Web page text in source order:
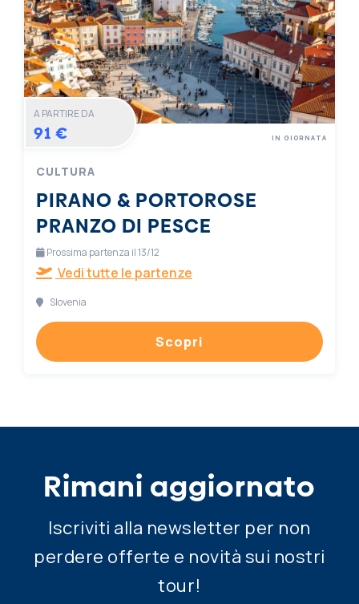
A PARTIRE DA
91 €
CULTURA
PIRANO & PORTOROSE
PRANZO DI PESCE
IN GIORNATA
Prossima partenza il 13/12
Vedi tutte le partenze
Slovenia
Scopri
Rimani aggiornato
Iscriviti alla newsletter per non
perdere offerte e novità sui nostri
tour!